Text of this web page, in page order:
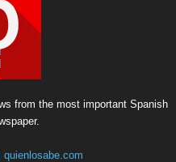
from the most important Spanish
quienlosabe.com